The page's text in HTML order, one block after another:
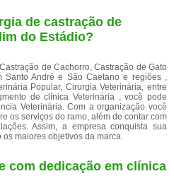
de castração de
do Estádio?
de Cachorro, Castração de Gato
Santo André e São Caetano e regiões ,
Popular, Cirurgia Veterinária, entre
de clínica Veterinária , você pode
Veterinária. Com a organização você
os serviços do ramo, além de contar com
Assim, a empresa conquista sua
maiores objetivos da marca.
com dedicação em clínica